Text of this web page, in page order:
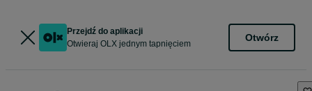
Przejdź do aplikacji
Otwieraj OLX jednym tapnięciem
Otwórz